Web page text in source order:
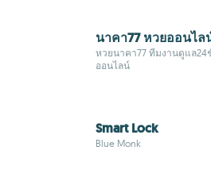
นาคา77 หวยออนไล
หวยนาคา77 ทีมงานดูแล24
ออนไลน์
Smart Lock
Blue Monk